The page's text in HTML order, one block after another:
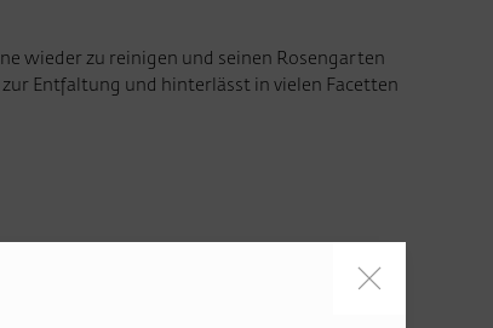
wieder zu reinigen und seinen Rosengarten
Entfaltung und hinterlässt in vielen Facetten